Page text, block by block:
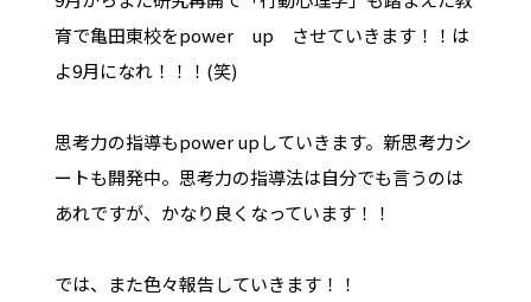
育で亀田東校をpower up させていきます！！は
よ9月になれ！！！(笑)
思考力の指導もpower upしていきます。新思考力シ
ートも開発中。思考力の指導法は自分でも言うのは
あれですが、かなり良くなっています！！
では、また色々報告していきます！！